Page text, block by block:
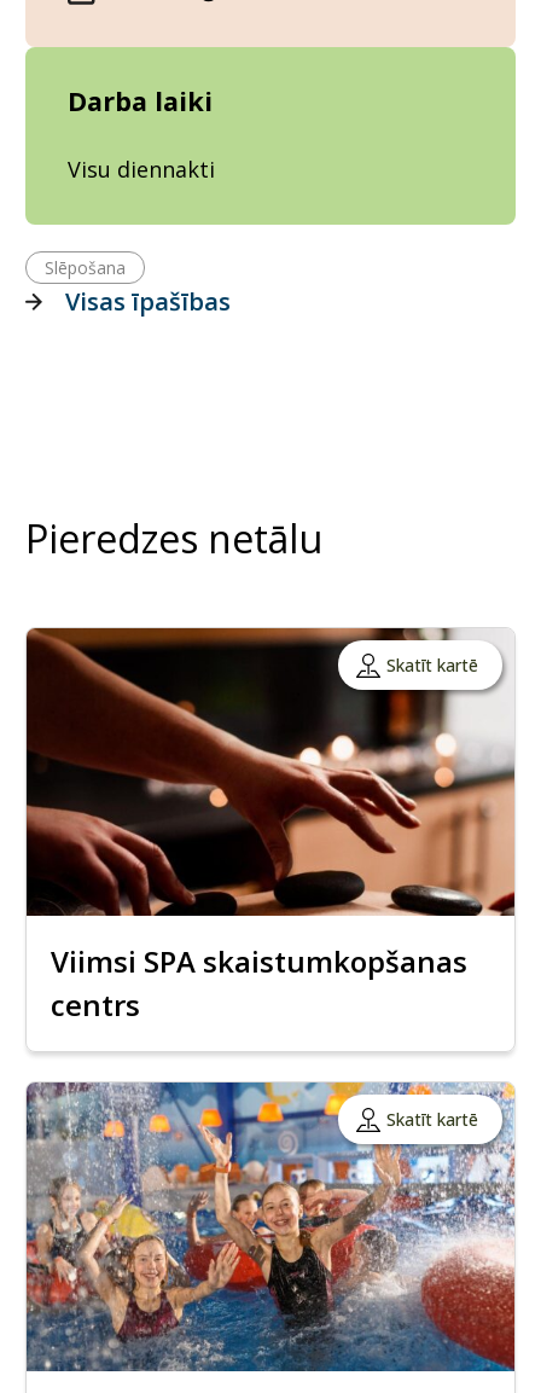
Darba laiki
Visu diennakti
Slēpošana
Visas īpašības
Pieredzes netālu
Skatīt kartē
Viimsi SPA skaistumkopšanas
centrs
Skatīt kartē